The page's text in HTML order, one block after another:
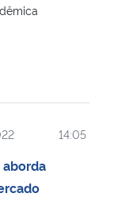
14:05
aborda